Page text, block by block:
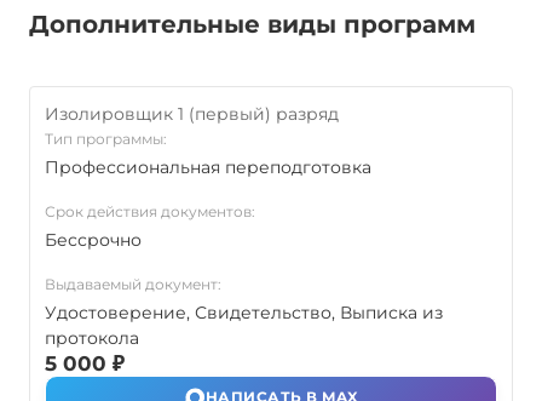
Дополнительные виды программ
Изолировщик 1 (первый) разряд
Тип программы:
Профессиональная переподготовка
Срок действия документов:
Бессрочно
Выдаваемый документ:
Удостоверение, Свидетельство, Выписка из
протокола
5 000 ₽
НАПИСАТЬ В MAX